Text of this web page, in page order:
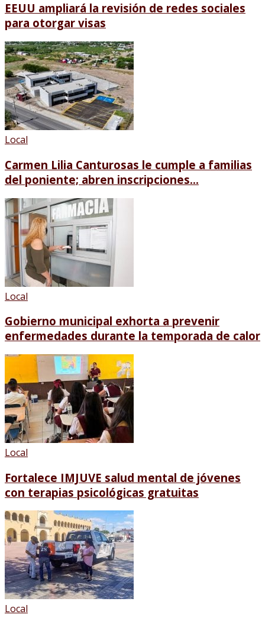
EEUU ampliará la revisión de redes sociales
para otorgar visas
Local
Carmen Lilia Canturosas le cumple a familias
del poniente; abren inscripciones...
Local
Gobierno municipal exhorta a prevenir
enfermedades durante la temporada de calor
Local
Fortalece IMJUVE salud mental de jóvenes
con terapias psicológicas gratuitas
Local